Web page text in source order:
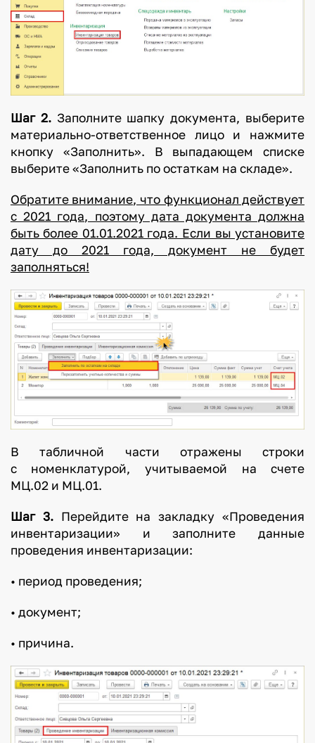
Шаг 2.Заполните шапку документа, выберите
материально-ответственное лицо и нажмите
кнопку «Заполнить». В выпадающем списке
выберите «Заполнить по остаткам на складе».
Обратите внимание, что функционал действует
с 2021 года, поэтому дата документа должна
быть более 01.01.2021 года. Если вы установите
дату до 2021 года, документ не будет
заполняться!
В табличной части отражены строки
с номенклатурой, учитываемой на счете
МЦ.02 и МЦ.01.
Шаг 3.Перейдите на закладку «Проведения
инвентаризации» и заполните данные
проведения инвентаризации:
• период проведения;
• документ;
• причина.